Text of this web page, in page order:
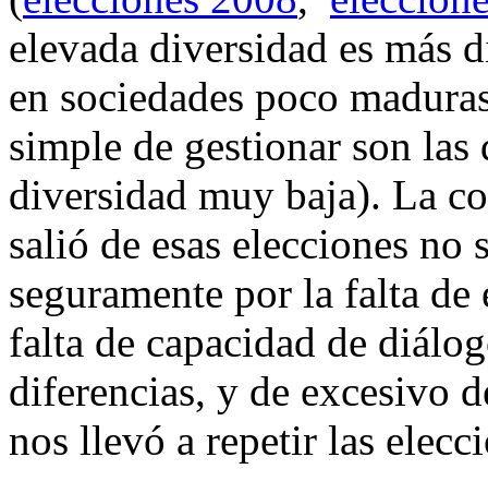
elevada diversidad es más
en sociedades poco
simple de gestionar son
diversidad muy baja). La
salió de esas elecciones
seguramente por la falta
falta de capacidad de
diferencias, y de excesivo
nos llevó a repetir las